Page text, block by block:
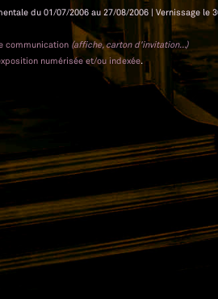
du 01/07/2006 au 27/08/2006 | Vernissage le
communication (affiche, carton d'invitation...)
numérisée et/ou indexée.